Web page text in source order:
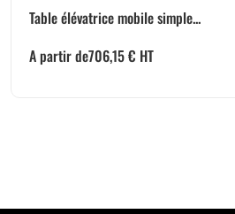
Table élévatrice mobile simple...
A partir de706,15€ HT